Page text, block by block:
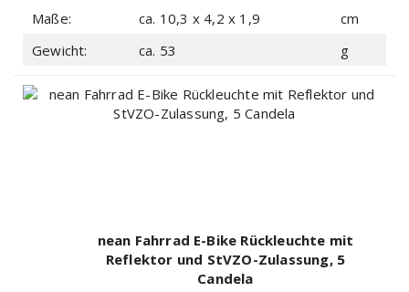
Maße: ca. 10,3 x 4,2 x 1,9
cm
Gewicht:
ca. 53 g
nean Fahrrad E-Bike Rückleuchte mit
Reflektor und StVZO-Zulassung, 5
Candela